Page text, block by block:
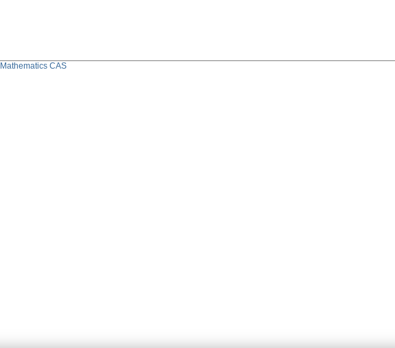
CAS